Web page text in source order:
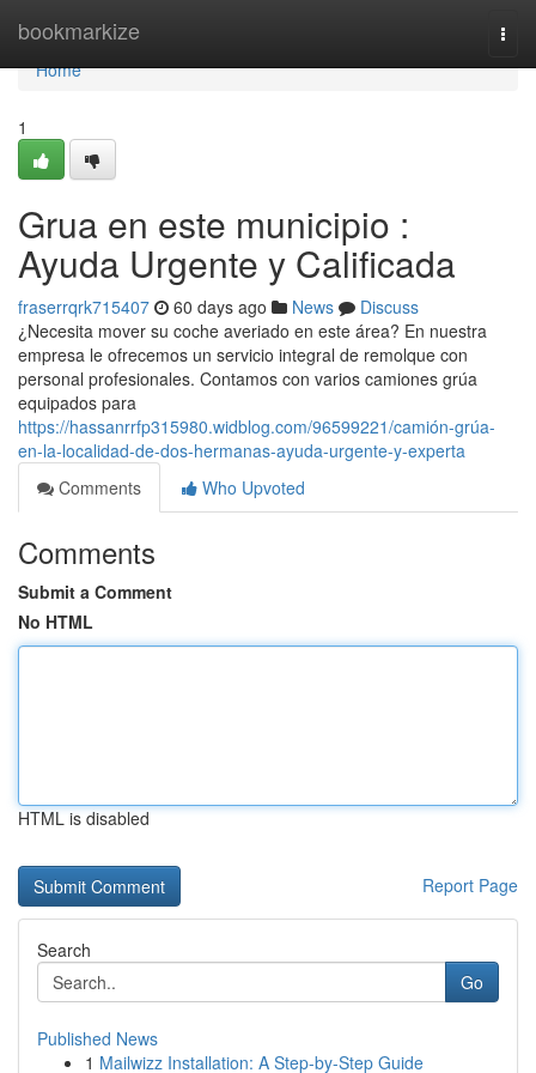
bookmarkize
Home
Home
1
Grua en este municipio :
Ayuda Urgente y Calificada
fraserrqrk715407 60 days ago News
Discuss
¿Necesita mover su coche averiado en este área? En nuestra
empresa le ofrecemos un servicio integral de remolque con
personal profesionales. Contamos con varios camiones grúa
equipados para
https://hassanrrfp315980.widblog.com/96599221/camión-grúa-
en-la-localidad-de-dos-hermanas-ayuda-urgente-y-experta
Comments
Who Upvoted
Comments
Submit a Comment
No HTML
HTML is disabled
Report Page
Search
Go
Published News
1 Mailwizz Installation: A Step-by-Step Guide